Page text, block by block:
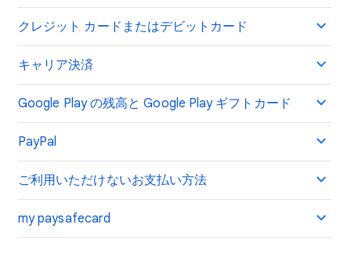
クレジット カードまたはデビットカード
キャリア決済
Google Play の残高と Google Play ギフトカード
PayPal
ご利用いただけないお支払い方法
my paysafecard